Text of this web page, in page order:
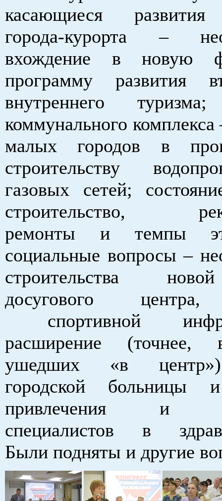
касающиеся развития
города-курорта –
вхождение в новую
программу развития
внутреннего
коммунального
малых городов в
строительству
газовых сетей;
строительство,
ремонты и темпы
социальные вопросы –
строительства
досугового
спортивной
расширение (точнее,
ушедших «в
городской больницы
привлечения и
специалистов в
Были подняты и другие